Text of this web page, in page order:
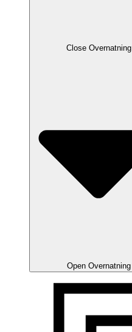
Close Overnatning
Open Overnatning